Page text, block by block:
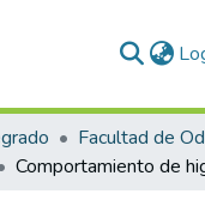
Facultad de